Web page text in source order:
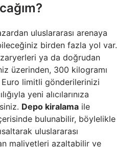
uluslararası arenaya
birden fazla yol var.
ya da doğrudan
üzerinden, 300 kilogramı
limitli gönderilerinizi
yeni alıcılarınıza
Depo kiralama ile
bulunabilir, böylelikle
uluslararası
maliyetleri azaltabilir ve